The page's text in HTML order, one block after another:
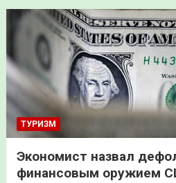
ТУРИЗМ
Экономист назвал
финансовым оружием